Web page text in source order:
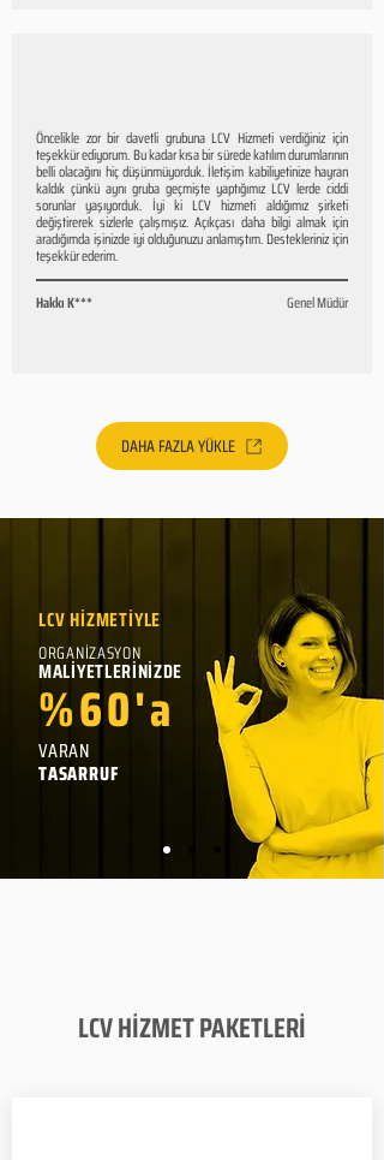
Öncelikle zor bir davetli grubuna LCV Hizmeti verdiğiniz için
teşekkür ediyorum. Bu kadar kısa bir sürede katılım durumlarının
belli olacağını hiç düşünmüyorduk. İletişim kabiliyetinize hayran
kaldık çünkü aynı gruba geçmişte yaptığımız LCV lerde ciddi
sorunlar yaşıyorduk. İyi ki LCV hizmeti aldığımız şirketi
değiştirerek sizlerle çalışmışız. Açıkçası daha bilgi almak için
aradığımda işinizde iyi olduğunuzu anlamıştım. Destekleriniz için
teşekkür ederim.
Hakkı K*** Genel Müdür
DAHA FAZLA YÜKLE
LCV HİZMETİYLE
ORGANİZASYON
MALİYETLERİNİZDE
%60'a
VARAN
TASARRUF
LCV HİZMET PAKETLERİ